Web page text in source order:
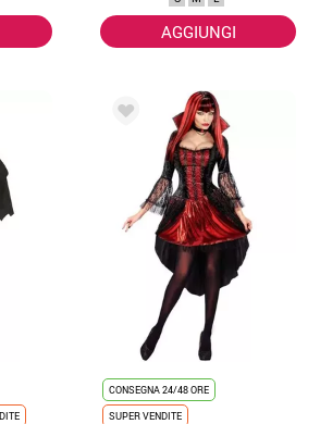
AGGIUNGI
CONSEGNA 24/48 ORE
SUPER VENDITE